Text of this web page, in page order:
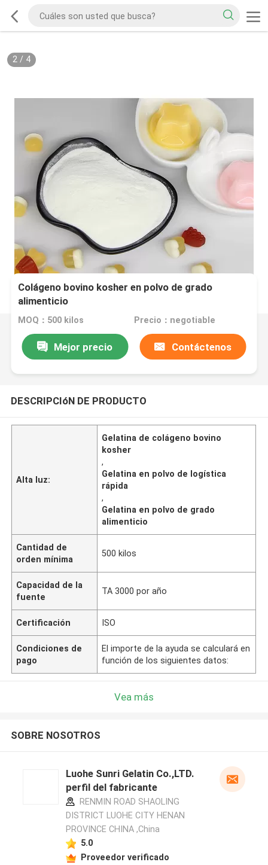
2/ 4
Colágeno bovino kosher en polvo de grado
alimenticio
MOQ：500 kilos Precio：negotiable
Mejor precio Contáctenos
DESCRIPCIóN DE PRODUCTO
Alta luz:
Gelatina de colágeno bovino
kosher
,
Gelatina en polvo de logística
rápida
,
Gelatina en polvo de grado
alimenticio
Cantidad de
orden mínima
500 kilos
Capacidad de la
fuente
TA 3000 por año
Certificación ISO
Condiciones de
pago
El importe de la ayuda se calculará en
función de los siguientes datos:
Vea más
SOBRE NOSOTROS
Luohe Sunri Gelatin Co.,LTD.
perfil del fabricante
RENMIN ROAD SHAOLING
DISTRICT LUOHE CITY HENAN
PROVINCE CHINA ,China
5.0
Proveedor verificado